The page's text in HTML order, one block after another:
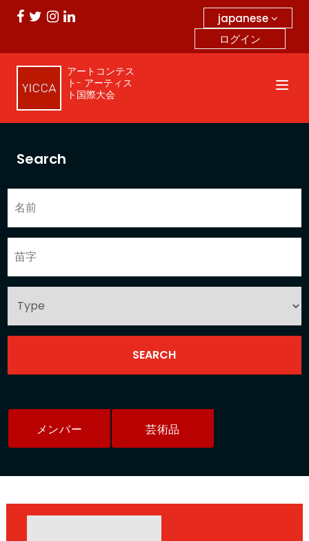
japanese
ログイン
アートコンテス
ト- アーティス
ト国際大会
Search
メンバー 芸術品